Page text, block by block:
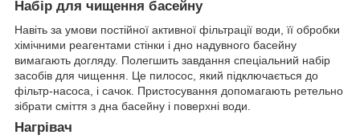
Набір для чищення басейну
Навіть за умови постійної активної фільтрації води, її обробки
хімічними реагентами стінки і дно надувного басейну
вимагають догляду. Полегшить завдання спеціальний набір
засобів для чищення. Це пилосос, який підключається до
фільтр-насоса, і сачок. Пристосування допомагають ретельно
зібрати сміття з дна басейну і поверхні води.
Нагрівач